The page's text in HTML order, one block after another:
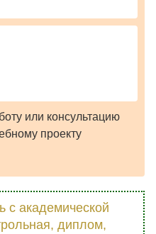
или консультацию
проекту
академической
диплом,